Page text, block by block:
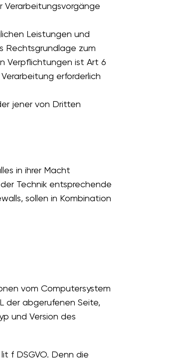
Leistungen und
Rechtsgrundlage zum
Verpflichtungen ist Art 6
erforderlich
jener von Dritten
in ihrer Macht
Technik entsprechende
sollen in Kombination
vom Computersystem
der abgerufenen Seite,
und Version des
f DSGVO. Denn die